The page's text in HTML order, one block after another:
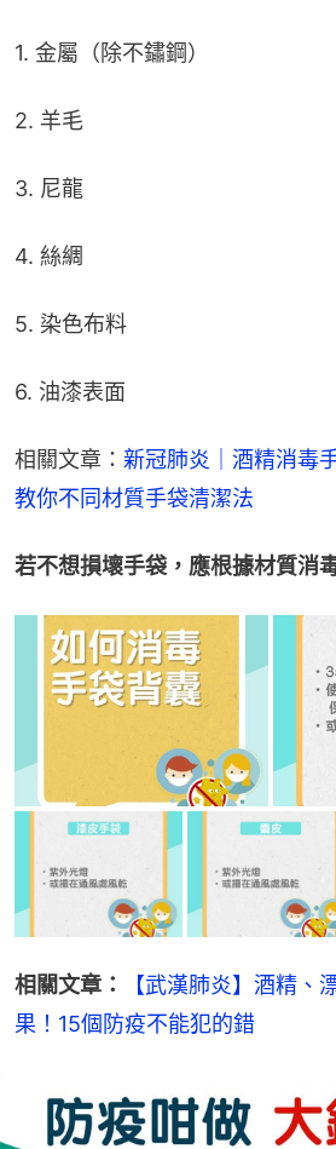
1. 金屬（除不鏽鋼）
2. 羊毛
3. 尼龍
4. 絲綢
5. 染色布料
6. 油漆表面
相關文章： 新冠肺炎｜酒精消毒
教你不同材質手袋清潔法
若不想損壞手袋，應根據材質消
相關文章：
【武漢肺炎】酒精、
果！15個防疫不能犯的錯